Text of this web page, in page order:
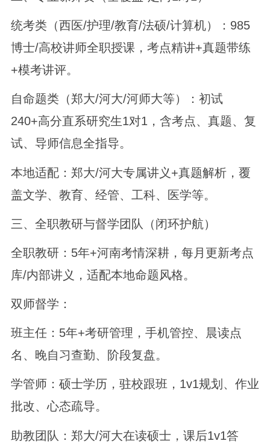
统考类（西医/护理/教育/法硕/计算机）：985
博士/高校讲师全职授课，考点精讲+真题带练
+模考讲评。
自命题类（郑大/河大/河师大等）：初试
240+高分直系研究生1对1，含考点、真题、复
试、导师信息全指导。
本地适配：郑大/河大专属讲义+真题解析，覆
盖文学、教育、经管、工科、医学等。
三、全职教研与督学团队（闭环护航）
全职教研：5年+河南考情深耕，每月更新考点
库/内部讲义，适配本地命题风格。
双师督学：
班主任：5年+考研管理，手机管控、晨读点
名、晚自习查勤、阶段复盘。
学管师：硕士学历，驻校跟班，1v1规划、作业
批改、心态疏导。
助教团队：郑大/河大在读硕士，课后1v1答